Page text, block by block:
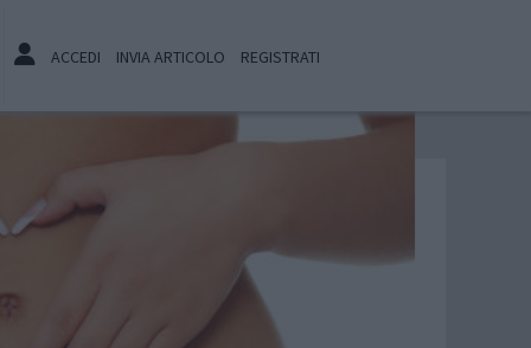
ACCEDI INVIA ARTICOLO REGISTRATI